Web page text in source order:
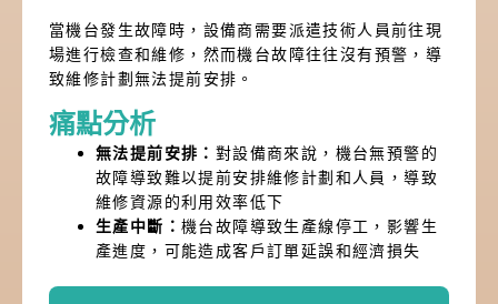
當機台發生故障時，設備商需要派遣技術人員前往現
場進行檢查和維修，然而機台故障往往沒有預警，導
致維修計劃無法提前安排。
痛點分析
無法提前安排： 對設備商來說，機台無預警的
故障導致難以提前安排維修計劃和人員，導致
維修資源的利用效率低下
生產中斷： 機台故障導致生產線停工，影響生
產進度，可能造成客戶訂單延誤和經濟損失